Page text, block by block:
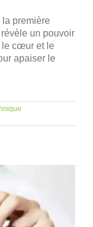
la première
un pouvoir
le cœur et le
apaiser le